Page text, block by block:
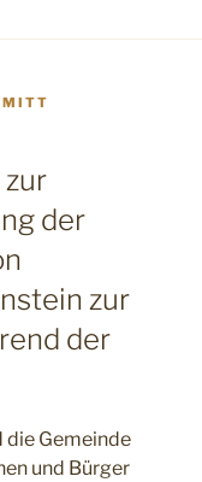
der
zur
der
die Gemeinde
und Bürger